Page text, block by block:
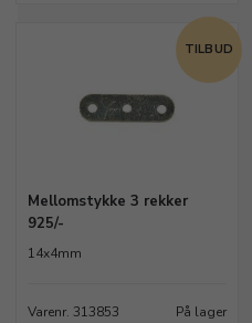
TILBUD
Mellomstykke 3 rekker
925/-
14x4mm
Varenr. 313853 På lager